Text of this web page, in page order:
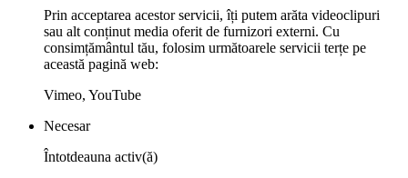
Prin acceptarea acestor servicii, îți putem arăta videoclipuri
sau alt conținut media oferit de furnizori externi. Cu
consimțământul tău, folosim următoarele servicii terțe pe
această pagină web:
Vimeo, YouTube
Necesar
Întotdeauna activ(ă)